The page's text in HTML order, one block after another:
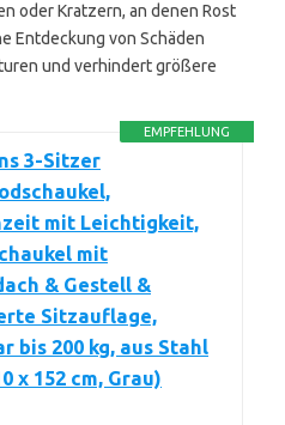
oder Kratzern, an denen Rost
Entdeckung von Schäden
und verhindert größere
EMPFEHLUNG
3-Sitzer
mit Leichtigkeit,
mit
& Gestell &
Sitzauflage,
bis 200 kg, aus Stahl
x 152 cm, Grau)